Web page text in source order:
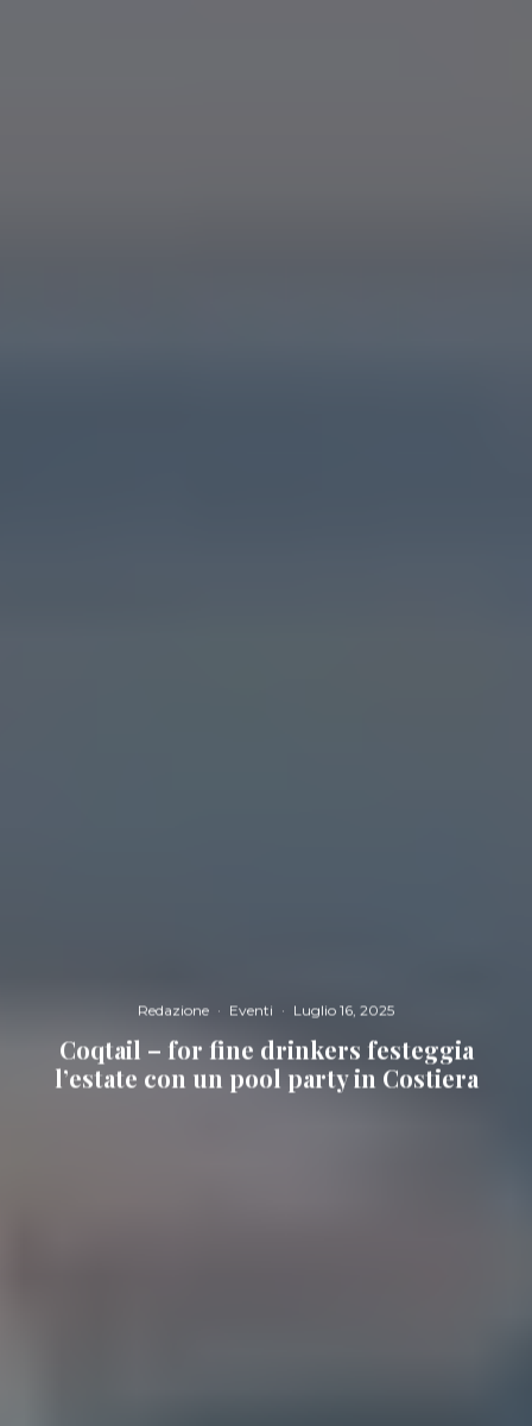
Redazione · Eventi · Luglio 16, 2025
Coqtail – for fine drinkers festeggia
l’estate con un pool party in Costiera